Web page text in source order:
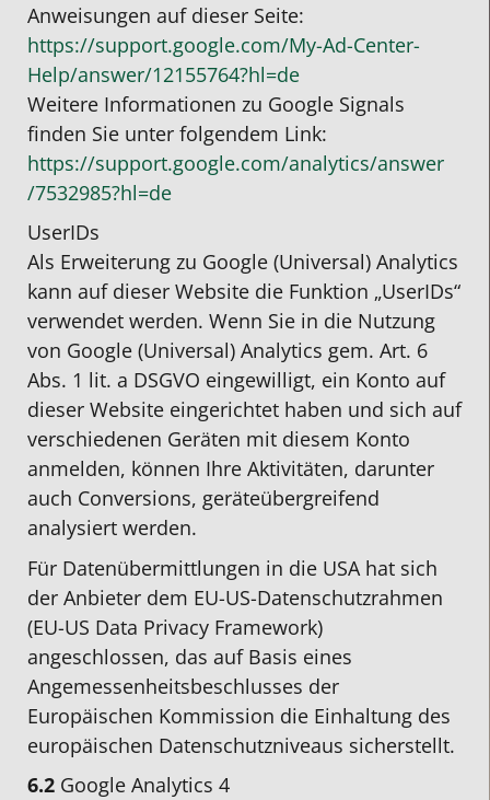
Anweisungen auf dieser Seite:
https://support.google.com/My-Ad-Center-
Help/answer/12155764?hl=de
Weitere Informationen zu Google Signals
finden Sie unter folgendem Link:
https://support.google.com/analytics/answer
/7532985?hl=de
UserIDs
Als Erweiterung zu Google (Universal) Analytics
kann auf dieser Website die Funktion „UserIDs“
verwendet werden. Wenn Sie in die Nutzung
von Google (Universal) Analytics gem. Art. 6
Abs. 1 lit. a DSGVO eingewilligt, ein Konto auf
dieser Website eingerichtet haben und sich auf
verschiedenen Geräten mit diesem Konto
anmelden, können Ihre Aktivitäten, darunter
auch Conversions, geräteübergreifend
analysiert werden.
Für Datenübermittlungen in die USA hat sich
der Anbieter dem EU-US-Datenschutzrahmen
(EU-US Data Privacy Framework)
angeschlossen, das auf Basis eines
Angemessenheitsbeschlusses der
Europäischen Kommission die Einhaltung des
europäischen Datenschutzniveaus sicherstellt.
6.2 Google Analytics 4